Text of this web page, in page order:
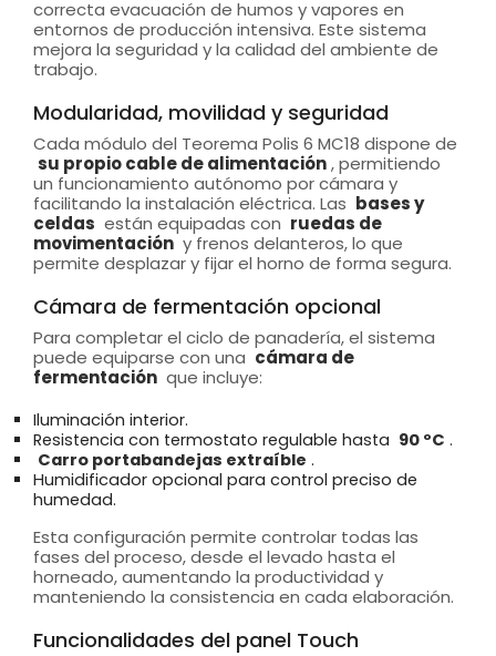
correcta evacuación de humos y vapores en
entornos de producción intensiva. Este sistema
mejora la seguridad y la calidad del ambiente de
trabajo.
Modularidad, movilidad y seguridad
Cada módulo del Teorema Polis 6 MC18 dispone de
su propio cable de alimentación, permitiendo
un funcionamiento autónomo por cámara y
facilitando la instalación eléctrica. Las bases y
celdas están equipadas con ruedas de
movimentación y frenos delanteros, lo que
permite desplazar y fijar el horno de forma segura.
Cámara de fermentación opcional
Para completar el ciclo de panadería, el sistema
puede equiparse con una cámara de
fermentación que incluye:
Iluminación interior.
Resistencia con termostato regulable hasta 90 ºC .
Carro portabandejas extraíble .
Humidificador opcional para control preciso de
humedad.
Esta configuración permite controlar todas las
fases del proceso, desde el levado hasta el
horneado, aumentando la productividad y
manteniendo la consistencia en cada elaboración.
Funcionalidades del panel Touch